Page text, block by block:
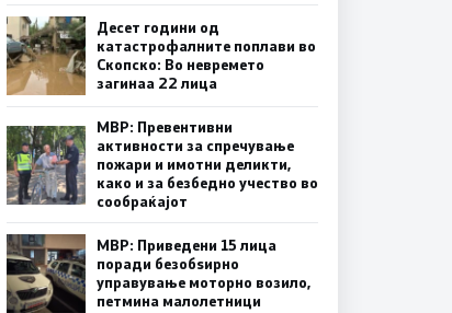
Десет години од
катастрофалните поплави во
Скопско: Во невремето
загинаа 22 лица
МВР: Превентивни
активности за спречување
пожари и имотни деликти,
како и за безбедно учество во
сообраќајот
МВР: Приведени 15 лица
поради безобѕирно
управување моторно возило,
петмина малолетници